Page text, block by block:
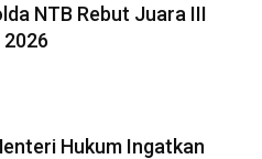
NTB Rebut Juara III
2026
Hukum Ingatkan